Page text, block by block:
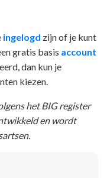
ingelogd zijn of je kunt
gratis basis account
dan kun je
kiezen.
het BIG register
en wordt